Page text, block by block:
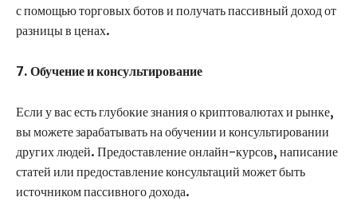
с помощью торговых ботов и получать пассивный доход от
разницы в ценах.
7. Обучение и консультирование
Если у вас есть глубокие знания о криптовалютах и рынке,
вы можете зарабатывать на обучении и консультировании
других людей. Предоставление онлайн-курсов, написание
статей или предоставление консультаций может быть
источником пассивного дохода.